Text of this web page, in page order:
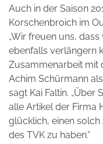
Auch in der Saison
Korschenbroich im
„Wir freuen uns,
ebenfalls verlängern
Zusammenarbeit mit
Achim Schürmann
sagt Kai Faltin. „Über
alle Artikel der Firma
glücklich, einen solch
des TVK zu haben.“